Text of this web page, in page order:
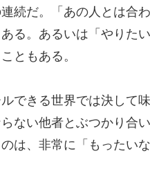
続だ。「あの人とは合
る。あるいは「やりたい
ともある。
できる世界では決して
ない他者とぶつかり合
は、非常に「もったい